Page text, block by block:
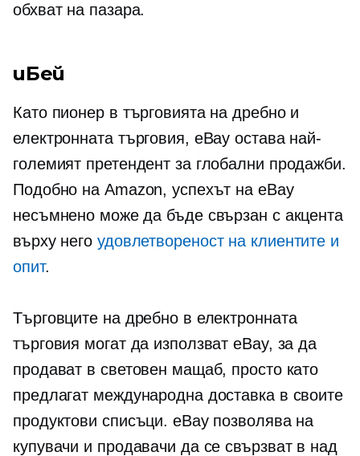
обхват на пазара.
иБей
Като пионер в търговията на дребно и
електронната търговия, eBay остава най-
големият претендент за глобални продажби.
Подобно на Amazon, успехът на eBay
несъмнено може да бъде свързан с акцента
върху него удовлетвореност на клиентите и
опит.
Търговците на дребно в електронната
търговия могат да използват eBay, за да
продават в световен мащаб, просто като
предлагат международна доставка в своите
продуктови списъци. eBay позволява на
купувачи и продавачи да се свързват в над